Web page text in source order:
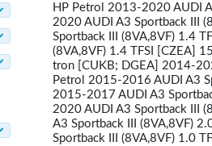
HP Petrol 2013-2020 AUDI
2020 AUDI A3 Sportback III
Sportback III (8VA,8VF) 1.4
(8VA,8VF) 1.4 TFSI [CZEA]
tron [CUKB; DGEA] 2014-
Petrol 2015-2016 AUDI A3
2015-2017 AUDI A3
2020 AUDI A3 Sportback III
A3 Sportback III (8VA,8VF)
Sportback III (8VA,8VF) 1.0